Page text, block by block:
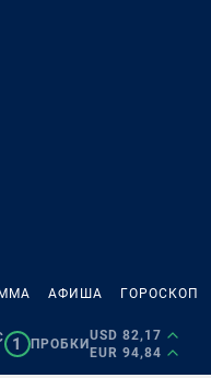
АФИША ГОРОСКОП
1 ПРОБКИ
USD 82,17
EUR 94,84